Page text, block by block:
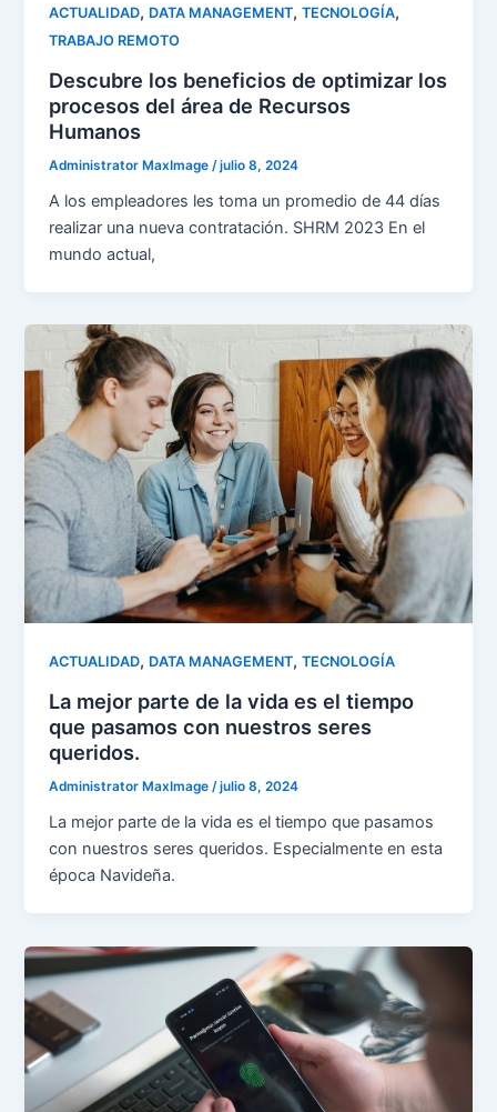
ACTUALIDAD, DATA MANAGEMENT,TECNOLOGÍA,
TRABAJO REMOTO
Descubre los beneficios de optimizar los
procesos del área de Recursos
Humanos
Administrator MaxImage /julio 8, 2024
A los empleadores les toma un promedio de 44 días
realizar una nueva contratación. SHRM 2023 En el
mundo actual,
ACTUALIDAD, DATA MANAGEMENT,TECNOLOGÍA
La mejor parte de la vida es el tiempo
que pasamos con nuestros seres
queridos.
Administrator MaxImage /julio 8, 2024
La mejor parte de la vida es el tiempo que pasamos
con nuestros seres queridos. Especialmente en esta
época Navideña.